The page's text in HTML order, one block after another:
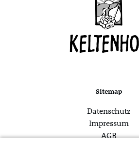
Sitemap
Datenschutz
Impressum
AGB